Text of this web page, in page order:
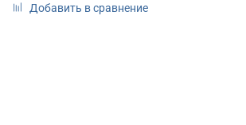
Добавить в сравнение